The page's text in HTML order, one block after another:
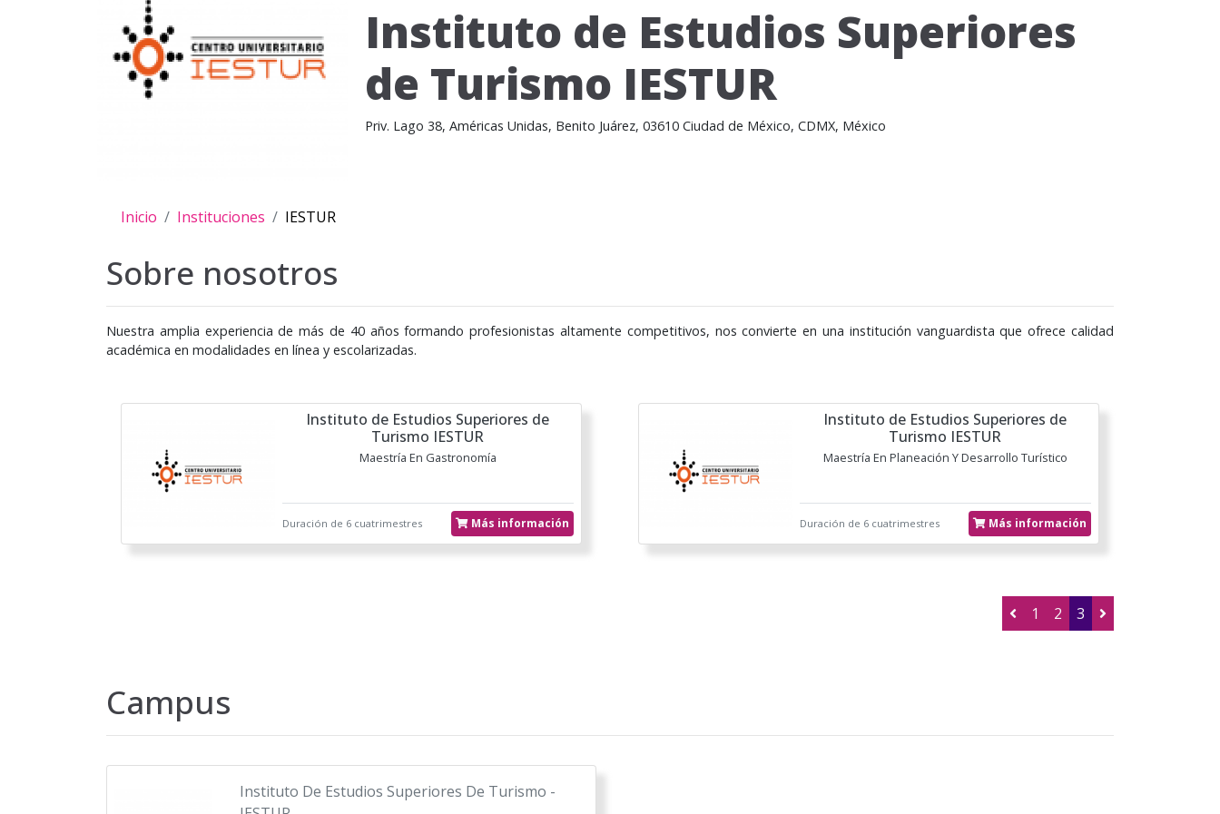
Instituto de Estudios Superiores
de Turismo IESTUR
Priv. Lago 38, Américas Unidas, Benito Juárez, 03610 Ciudad de México, CDMX, México
Inicio Instituciones IESTUR
Sobre nosotros
Nuestra amplia experiencia de más de 40 años formando profesionistas altamente competitivos, nos convierte en una institución vanguardista que ofrece calidad
académica en modalidades en línea y escolarizadas.
Instituto de Estudios Superiores de
Turismo IESTUR
Maestría En Gastronomía
Duración de 6 cuatrimestres Más información
Instituto de Estudios Superiores de
Turismo IESTUR
Maestría En Planeación Y Desarrollo Turístico
Duración de 6 cuatrimestres Más información
1 2 3
Campus
Instituto De Estudios Superiores De Turismo -